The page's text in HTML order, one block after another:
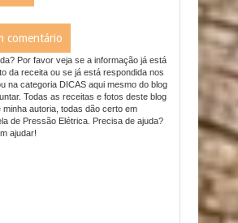
comentário
Por favor veja se a informação já está
da receita ou se já está respondida nos
na categoria DICAS aqui mesmo do blog
Todas as receitas e fotos deste blog
minha autoria, todas dão certo em
de Pressão Elétrica. Precisa de ajuda?
ajudar!